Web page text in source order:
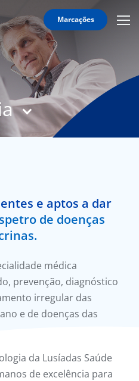
Marcações
e aptos a dar
de doenças
médica
prevenção, diagnóstico
irregular das
e de doenças das
da Lusíadas Saúde
de excelência para